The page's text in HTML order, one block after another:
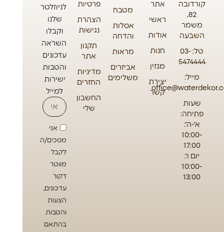
קורדובה
82,
משמר
השבעה
טל: 03-
5474444
מייל:
שעות
פתיחה:
א'-ה':
10:00-
17:00
יום ו':
10:00-
13:00
אתר
ראשי
אודות
חנות
מגזין
יצירת
קשר
מטבח
אסלות
והדחה
מראות
אביזרים
משלימים
פרטיות
הצהרת
נגישות
תקנון
אתר
מדיניות
החזרים
החשבון
שלי
לניוזלטר
שלנו
וקבלו
השראה
עדכונים
והטבות
ישירות
למייל
אני
מסכים/ה
לקבל
מווטר
דקור
עדכונים,
הצעות
והטבות
בהתאם